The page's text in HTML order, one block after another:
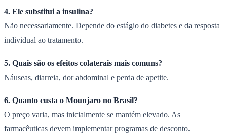
4. Ele substitui a insulina?
Não necessariamente. Depende do estágio do diabetes e da resposta
individual ao tratamento.
5. Quais são os efeitos colaterais mais comuns?
Náuseas, diarreia, dor abdominal e perda de apetite.
6. Quanto custa o Mounjaro no Brasil?
O preço varia, mas inicialmente se mantém elevado. As
farmacêuticas devem implementar programas de desconto.